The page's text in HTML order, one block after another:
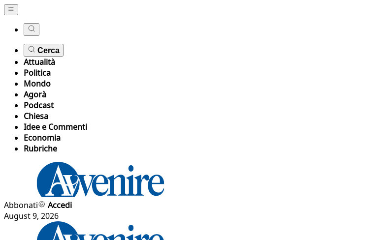
Cerca
Attualità
Politica
Mondo
Agorà
Podcast
Chiesa
Idee e Commenti
Economia
Rubriche
Abbonati
Accedi
August 9, 2026